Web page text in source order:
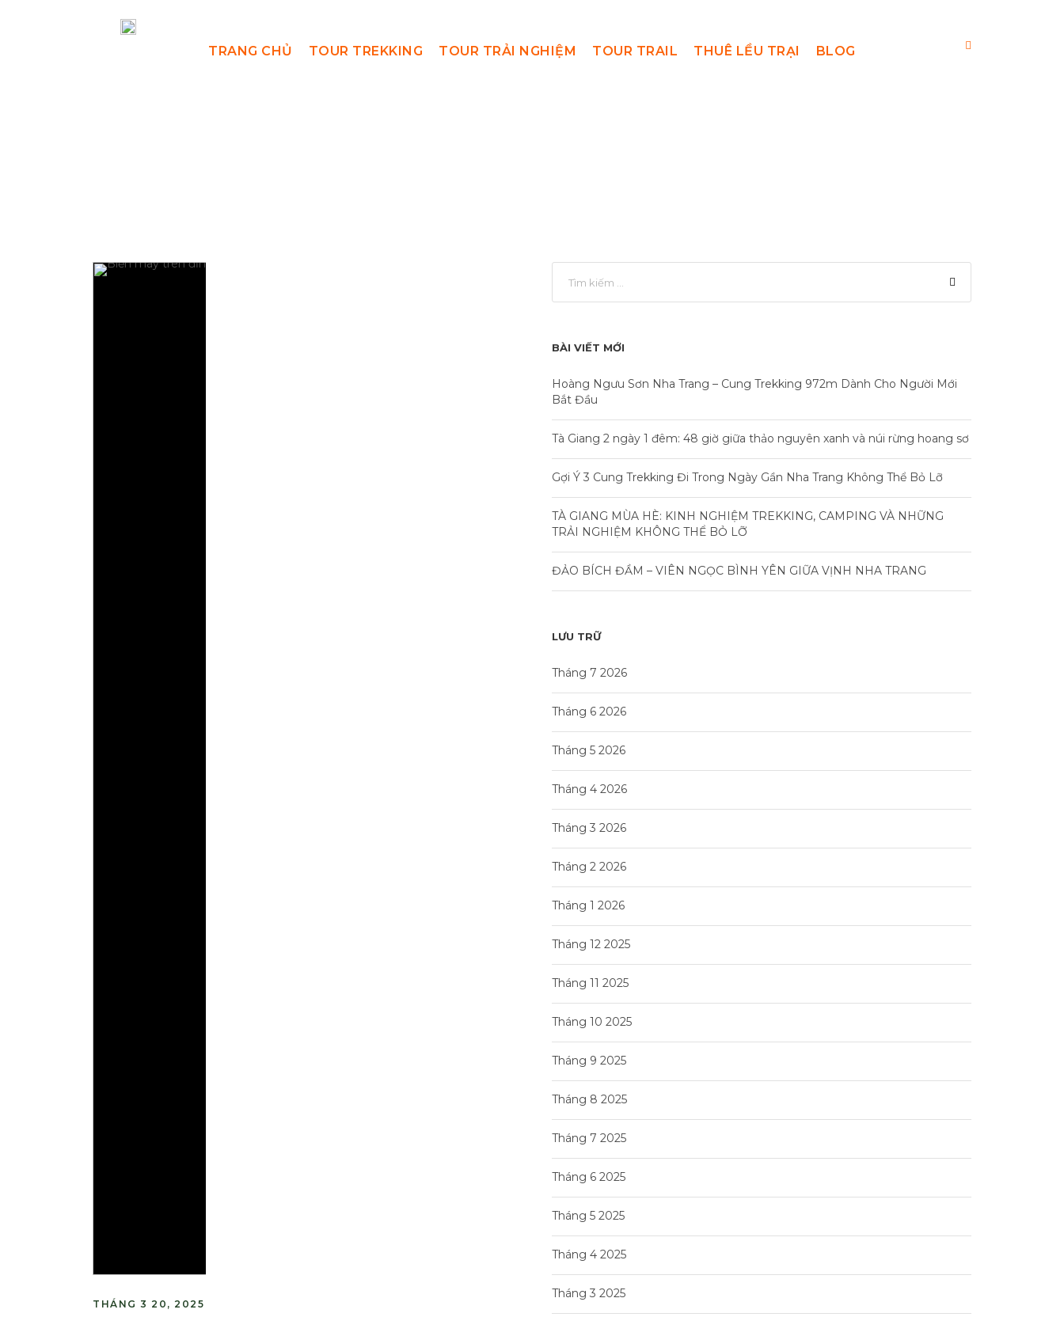
TRANG CHỦ TOUR TREKKING TOUR TRẢI NGHIỆM TOUR TRAIL THUÊ LỀU TRẠI BLOG
THÁNG 3 20, 2025
BÀI VIẾT MỚI
Hoàng Ngưu Sơn Nha Trang – Cung Trekking 972m Dành Cho Người Mới
Bắt Đầu
Tà Giang 2 ngày 1 đêm: 48 giờ giữa thảo nguyên xanh và núi rừng hoang sơ
Gợi Ý 3 Cung Trekking Đi Trong Ngày Gần Nha Trang Không Thể Bỏ Lỡ
TÀ GIANG MÙA HÈ: KINH NGHIỆM TREKKING, CAMPING VÀ NHỮNG
TRẢI NGHIỆM KHÔNG THỂ BỎ LỠ
ĐẢO BÍCH ĐẦM – VIÊN NGỌC BÌNH YÊN GIỮA VỊNH NHA TRANG
LƯU TRỮ
Tháng 7 2026
Tháng 6 2026
Tháng 5 2026
Tháng 4 2026
Tháng 3 2026
Tháng 2 2026
Tháng 1 2026
Tháng 12 2025
Tháng 11 2025
Tháng 10 2025
Tháng 9 2025
Tháng 8 2025
Tháng 7 2025
Tháng 6 2025
Tháng 5 2025
Tháng 4 2025
Tháng 3 2025